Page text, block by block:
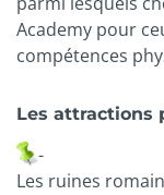
Academy pour
compétences
Les attractions
-
Les ruines